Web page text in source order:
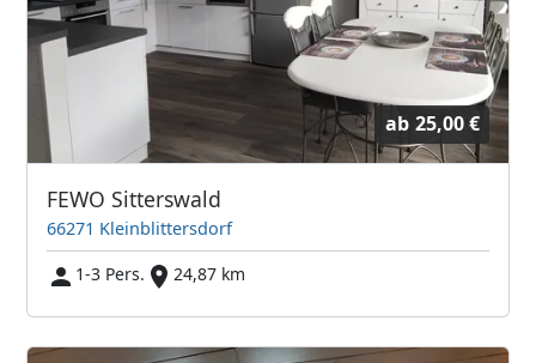
ab 25,00 €
FEWO Sitterswald
66271 Kleinblittersdorf
1-3 Pers.
24,87 km